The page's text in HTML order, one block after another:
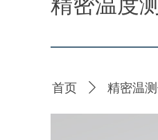
首页 ꄲ 精密温